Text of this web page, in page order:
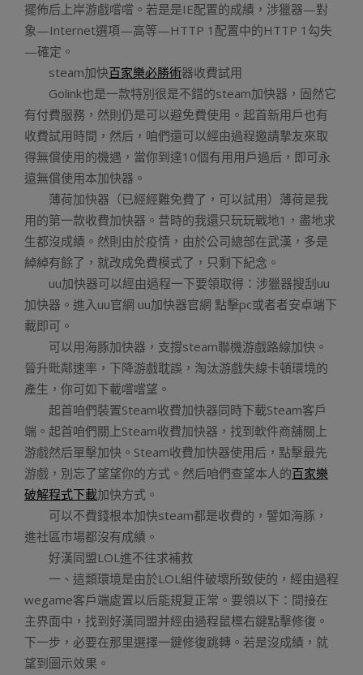
擺佈后上岸游戲嚐嚐。若是是IE配置的成績，涉獵器—對
象—Internet選項—高等—HTTP 1配置中的HTTP 1勾失
—確定。
steam加快百家樂必勝術器收費試用
Golink也是一款特別很是不錯的steam加快器，固然它
有付費服務，然則仍是可以避免費使用。起首新用戶也有
收費試用時間，然后，咱們還可以經由過程邀請摯友來取
得無償使用的機遇，當你到達10個有用用戶過后，即可永
遠無償使用本加快器。
薄荷加快器（已經經難免費了，可以試用）薄荷是我
用的第一款收費加快器。昔時的我還只玩玩戰地1，盡地求
生都沒成績。然則由於疫情，由於公司總部在武漢，多是
綽綽有餘了，就改成免費模式了，只剩下紀念。
uu加快器可以經由過程一下要領取得：涉獵器搜刮uu
加快器。進入uu官網 uu加快器官網 點擊pc或者者安卓端下
載即可。
可以用海豚加快器，支撐steam聯機游戲路線加快。
晉升毗鄰速率，下降游戲耽誤，淘汰游戲失線卡頓環境的
產生，你可如下載嚐嚐望。
起首咱們裝置Steam收費加快器同時下載Steam客戶
端。起首咱們關上Steam收費加快器，找到軟件商舖關上
游戲然后單擊加快。Steam收費加快器使用后，點擊最先
游戲，別忘了望望你的方式。然后咱們查望本人的百家樂
破解程式下載加快方式。
可以不費錢根本加快steam都是收費的，譬如海豚，
進社區市場都沒有成績。
好漢同盟LOL進不往求補救
一、這類環境是由於LOL組件破壞所致使的，經由過程
wegame客戶端處置以后能規复正常。要領以下：間接在
主界面中，找到好漢同盟并經由過程鼠標右鍵點擊修復。
下一步，必要在那里選擇一鍵修復跳轉。若是沒成績，就
望到圖示效果。